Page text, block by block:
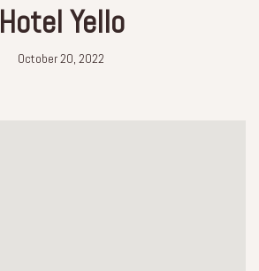
Hotel Yello
October 20, 2022